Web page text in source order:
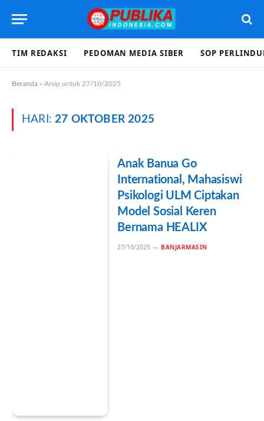
TIM REDAKSI PEDOMAN MEDIA SIBER SOP
Beranda » Arsip untuk 27/10/2025
HARI:27 OKTOBER 2025
Anak Banua Go
International, Mahasiswi
Psikologi ULM Ciptakan
Model Sosial Keren
Bernama HEALIX
27/10/2025 BANJARMASIN